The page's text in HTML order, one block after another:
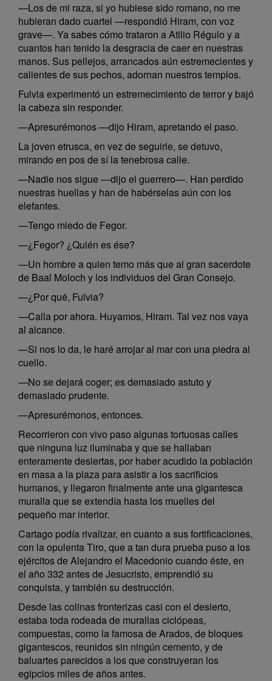
—Los de mi raza, si yo hubiese sido romano, no me
hubieran dado cuartel —respondió Hiram, con voz
grave—. Ya sabes cómo trataron a Atilio Régulo y a
cuantos han tenido la desgracia de caer en nuestras
manos. Sus pellejos, arrancados aún estremecientes y
calientes de sus pechos, adornan nuestros templos.
Fulvia experimentó un estremecimiento de terror y bajó
la cabeza sin responder.
—Apresurémonos —dijo Hiram, apretando el paso.
La joven etrusca, en vez de seguirle, se detuvo,
mirando en pos de sí la tenebrosa calle.
—Nadie nos sigue —dijo el guerrero—. Han perdido
nuestras huellas y han de habérselas aún con los
elefantes.
—Tengo miedo de Fegor.
—¿Fegor? ¿Quién es ése?
—Un hombre a quien temo más que al gran sacerdote
de Baal Moloch y los individuos del Gran Consejo.
—¿Por qué, Fulvia?
—Calla por ahora. Huyamos, Hiram. Tal vez nos vaya
al alcance.
—Si nos lo da, le haré arrojar al mar con una piedra al
cuello.
—No se dejará coger; es demasiado astuto y
demasiado prudente.
—Apresurémonos, entonces.
Recorrieron con vivo paso algunas tortuosas calles
que ninguna luz iluminaba y que se hallaban
enteramente desiertas, por haber acudido la población
en masa a la plaza para asistir a los sacrificios
humanos, y llegaron finalmente ante una gigantesca
muralla que se extendía hasta los muelles del
pequeño mar interior.
Cartago podía rivalizar, en cuanto a sus fortificaciones,
con la opulenta Tiro, que a tan dura prueba puso a los
ejércitos de Alejandro el Macedonio cuando éste, en
el año 332 antes de Jesucristo, emprendió su
conquista, y también su destrucción.
Desde las colinas fronterizas casi con el desierto,
estaba toda rodeada de murallas ciclópeas,
compuestas, como la famosa de Arados, de bloques
gigantescos, reunidos sin ningún cemento, y de
baluartes parecidos a los que construyeran los
egipcios miles de años antes.